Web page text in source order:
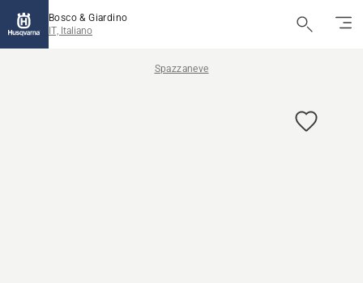
Bosco & Giardino
IT, Italiano
Spazzaneve